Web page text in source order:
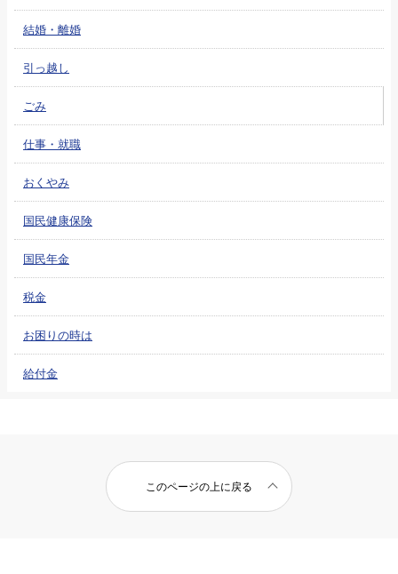
結婚・離婚
引っ越し
ごみ
仕事・就職
おくやみ
国民健康保険
国民年金
税金
お困りの時は
給付金
このページの上に戻る